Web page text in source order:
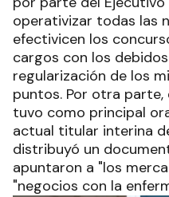
operativizar todas las
efectivicen los
cargos con los
regularización de los
puntos. Por otra
tuvo como principal
actual titular interina
distribuyó un
apuntaron a "los
"negocios con la